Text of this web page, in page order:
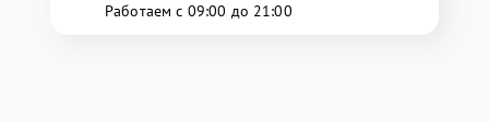
Работаем с 09:00 до 21:00